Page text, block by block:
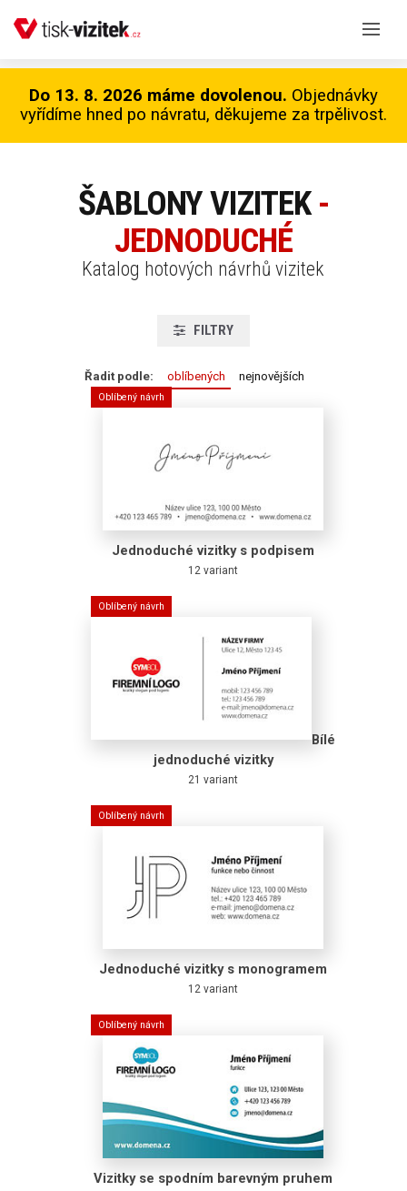
Do 13. 8. 2026 máme dovolenou. Objednávky
vyřídíme hned po návratu, děkujeme za trpělivost.
ŠABLONY VIZITEK-
JEDNODUCHÉ
Katalog hotových návrhů vizitek
FILTRY
Řadit podle: oblíbených nejnovějších
Oblíbený návrh
Jednoduché vizitky s podpisem
12 variant
Oblíbený návrh
Bílé
jednoduché vizitky
21 variant
Oblíbený návrh
Jednoduché vizitky s monogramem
12 variant
Oblíbený návrh
Vizitky se spodním barevným pruhem